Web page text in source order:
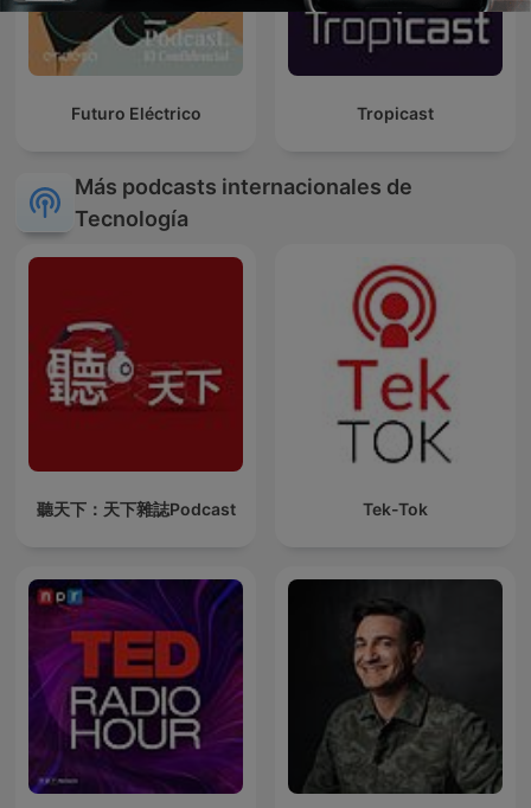
Futuro Eléctrico Tropicast
Más podcasts internacionales de
Tecnología
聽天下：天下雜誌Podcast Tek-Tok